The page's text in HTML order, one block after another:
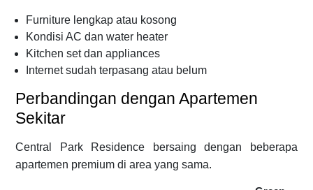
Furniture lengkap atau kosong
Kondisi AC dan water heater
Kitchen set dan appliances
Internet sudah terpasang atau belum
Perbandingan dengan Apartemen
Sekitar
Central Park Residence bersaing dengan beberapa
apartemen premium di area yang sama.